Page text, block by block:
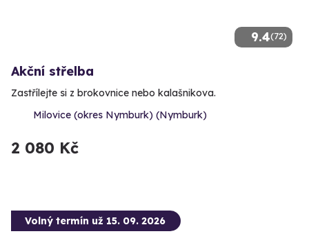
9.4(72)
Akční střelba
Zastřílejte si z brokovnice nebo kalašnikova.
Milovice (okres Nymburk) (Nymburk)
2 080 Kč
Volný termín už 15. 09. 2026